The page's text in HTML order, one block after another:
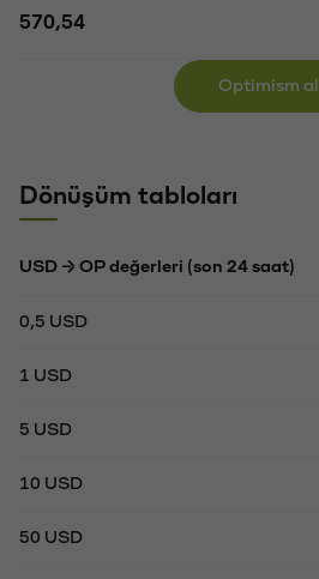
Optimism al
Dönüşüm tabloları
USD → OP değerleri (son 24 saat)
0,5 USD
1 USD
5 USD
10 USD
50 USD